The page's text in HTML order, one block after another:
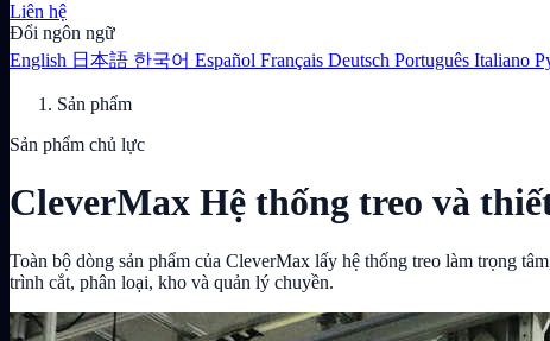
Liên hệ
Đổi ngôn ngữ
English 日本語 한국어 Español Français Deutsch Português Italiano
Sản phẩm
Sản phẩm chủ lực
CleverMax Hệ thống treo và
Toàn bộ dòng sản phẩm của CleverMax lấy hệ thống treo làm trọng
trình cắt, phân loại, kho và quản lý chuyền.